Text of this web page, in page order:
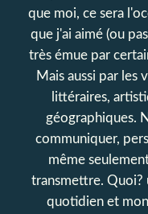
que moi, ce sera
que j'ai aimé (ou
très émue par
Mais aussi par les
littéraires,
géographiques.
communiquer,
même
transmettre. Quoi?
quotidien et